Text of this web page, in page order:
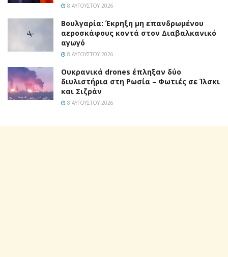
8 ΑΥΓΟΎΣΤΟΥ 2026
Βουλγαρία: Έκρηξη μη επανδρωμένου
αεροσκάφους κοντά στον Διαβαλκανικό
αγωγό
8 ΑΥΓΟΎΣΤΟΥ 2026
Ουκρανικά drones έπληξαν δύο
διυλιστήρια στη Ρωσία – Φωτιές σε Ίλσκι
και Σιζράν
8 ΑΥΓΟΎΣΤΟΥ 2026